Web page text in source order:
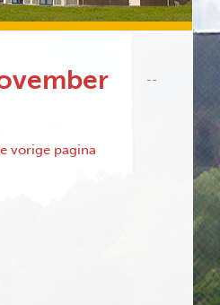
--
vorige pagina